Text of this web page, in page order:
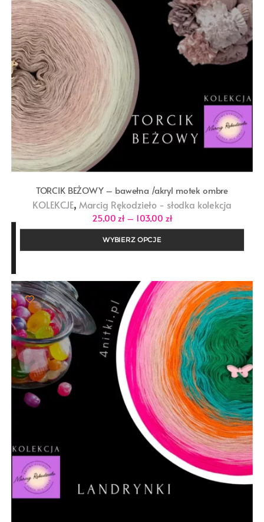
TORCIK BEŻOWY – bawełna /akryl motek ombre
KOLEKCJE, Marcig Rękodzieło - słodka kolekcja
25,00 zł – 103,00 złZakres
cen:
do
WYBIERZ OPCJE